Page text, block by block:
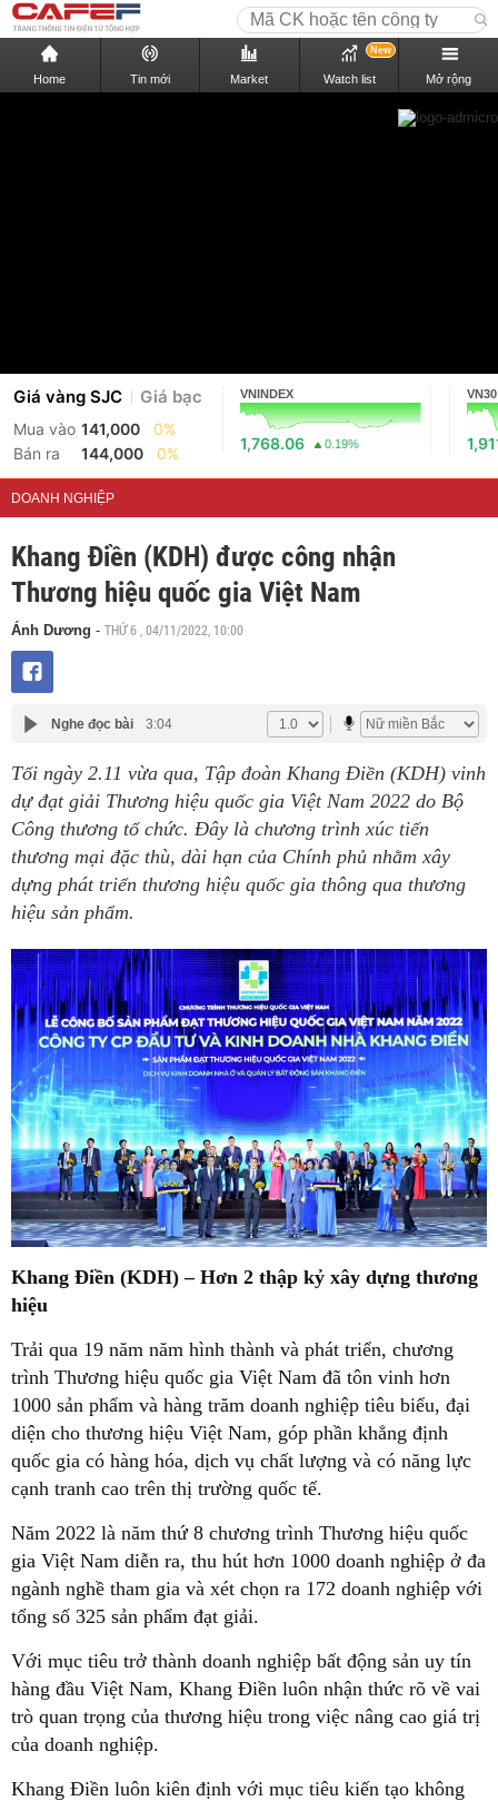
Home Tin mới Market Watch list
New
Mở rộng
Giá vàng SJC Giá bạc
Mua vào 141,000
0%
Bán ra
144,000 0%
VNINDEX
1,768.06 0.19%
VN30
DOANH NGHIỆP
Khang Điền (KDH) được công nhận
Thương hiệu quốc gia Việt Nam
Ánh Dương - THỨ 6 , 04/11/2022, 10:00
Nghe đọc bài 3:04
Tối ngày 2.11 vừa qua, Tập đoàn Khang Điền (KDH) vinh
dự đạt giải Thương hiệu quốc gia Việt Nam 2022 do Bộ
Công thương tổ chức. Đây là chương trình xúc tiến
thương mại đặc thù, dài hạn của Chính phủ nhằm xây
dựng phát triển thương hiệu quốc gia thông qua thương
hiệu sản phẩm.
Khang Điền (KDH) – Hơn 2 thập kỷ xây dựng thương
hiệu
Trải qua 19 năm năm hình thành và phát triển, chương
trình Thương hiệu quốc gia Việt Nam đã tôn vinh hơn
1000 sản phẩm và hàng trăm doanh nghiệp tiêu biểu, đại
diện cho thương hiệu Việt Nam, góp phần khẳng định
quốc gia có hàng hóa, dịch vụ chất lượng và có năng lực
cạnh tranh cao trên thị trường quốc tế.
Năm 2022 là năm thứ 8 chương trình Thương hiệu quốc
gia Việt Nam diễn ra, thu hút hơn 1000 doanh nghiệp ở đa
ngành nghề tham gia và xét chọn ra 172 doanh nghiệp với
tổng số 325 sản phẩm đạt giải.
Với mục tiêu trở thành doanh nghiệp bất động sản uy tín
hàng đầu Việt Nam, Khang Điền luôn nhận thức rõ về vai
trò quan trọng của thương hiệu trong việc nâng cao giá trị
của doanh nghiệp.
Khang Điền luôn kiên định với mục tiêu kiến tạo không